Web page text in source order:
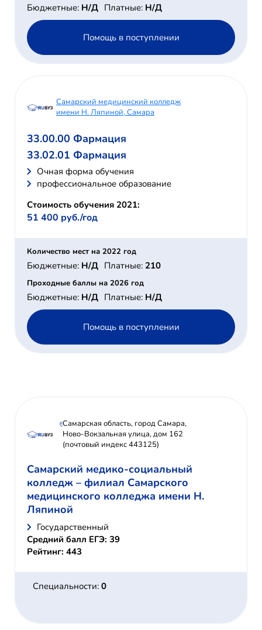
Бюджетные: Н/Д Платные: Н/Д
Помощь в поступлении
Самарский медицинский колледж
имени Н. Ляпиной, Самара
33.00.00 Фармация
33.02.01 Фармация
Очная форма обучения
профессиональное образование
Стоимость обучения 2021:
51 400 руб./год
Количество мест на 2022 год
Бюджетные: Н/Д Платные: 210
Проходные баллы на 2026 год
Бюджетные: Н/Д Платные: Н/Д
Помощь в поступлении
Самарская область, город Самара,
Ново-Вокзальная улица, дом 162
(почтовый индекс 443125)
Самарский медико-социальный
колледж – филиал Самарского
медицинского колледжа имени Н.
Ляпиной
Государственный
Средний балл ЕГЭ: 39
Рейтинг: 443
Специальности: 0